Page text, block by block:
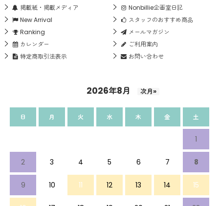
掲載紙・掲載メディア
Nonbillie企画室日記
New Arrival
スタッフのおすすめ商品
Ranking
メールマガジン
カレンダー
ご利用案内
特定商取引法表示
お問い合わせ
2026年8月 次月»
日 月 火 水 木 金 土
1
2 3 4 5 6 7 8
9 10 11 12 13 14 15